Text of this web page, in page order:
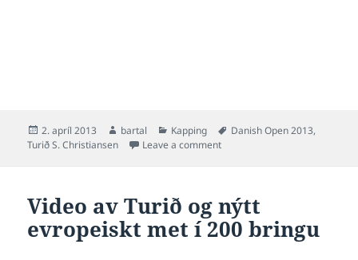
Posted
on
2. apríl 2013 Author
bartal Categories
Kapping Tags
Danish Open 2013,
Turið S. Christiansen
Leave a commenton Video av Turið S
Video av Turið og nýtt
evropeiskt met í 200 bringu